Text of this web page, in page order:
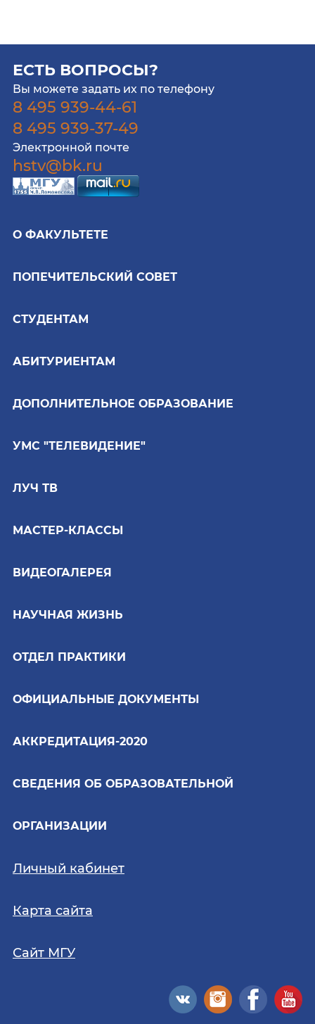
ЕСТЬ ВОПРОСЫ?
Вы можете задать их по телефону
8 495 939-44-61
8 495 939-37-49
Электронной почте
hstv@bk.ru
О ФАКУЛЬТЕТЕ
ПОПЕЧИТЕЛЬСКИЙ СОВЕТ
СТУДЕНТАМ
АБИТУРИЕНТАМ
ДОПОЛНИТЕЛЬНОЕ ОБРАЗОВАНИЕ
УМС "ТЕЛЕВИДЕНИЕ"
ЛУЧ ТВ
МАСТЕР-КЛАССЫ
ВИДЕОГАЛЕРЕЯ
НАУЧНАЯ ЖИЗНЬ
ОТДЕЛ ПРАКТИКИ
ОФИЦИАЛЬНЫЕ ДОКУМЕНТЫ
АККРЕДИТАЦИЯ-2020
СВЕДЕНИЯ ОБ ОБРАЗОВАТЕЛЬНОЙ
ОРГАНИЗАЦИИ
Личный кабинет
Карта сайта
Сайт МГУ